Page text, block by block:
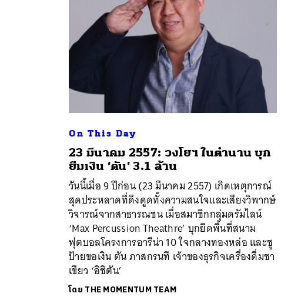
On This Day
23 มีนาคม 2557: วงโยฯ ในตำนาน บุก
ยืมเงิน ‘ตัน’ 3.1 ล้าน
วันนี้เมื่อ 9 ปีก่อน (23 มีนาคม 2557) เกิดเหตุการณ์
สุดประหลาดที่ดึงดูดทั้งความสนใจและเสียงวิพากษ์
วิจารณ์จากสาธารณชน เมื่อสมาชิกกลุ่มดรัมไลน์
‘Max Percussion Theathre’ บุกยึดพื้นที่สนาม
ฟุตบอลโครงการอารีน่า 10 ใจกลางทองหล่อ และชู
ป้ายขอเงิน ตัน ภาสกรนที เจ้าของธุรกิจเครื่องดื่มชา
เขียว ‘อิชิตัน’
โดย THE MOMENTUM TEAM
ค้นหา